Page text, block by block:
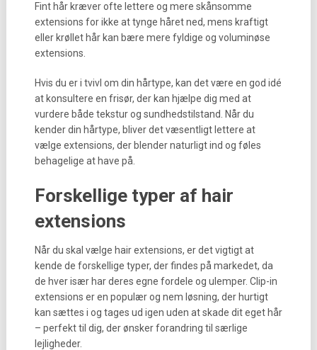
Fint hår kræver ofte lettere og mere skånsomme
extensions for ikke at tynge håret ned, mens kraftigt
eller krøllet hår kan bære mere fyldige og voluminøse
extensions.
Hvis du er i tvivl om din hårtype, kan det være en god idé
at konsultere en frisør, der kan hjælpe dig med at
vurdere både tekstur og sundhedstilstand. Når du
kender din hårtype, bliver det væsentligt lettere at
vælge extensions, der blender naturligt ind og føles
behagelige at have på.
Forskellige typer af hair
extensions
Når du skal vælge hair extensions, er det vigtigt at
kende de forskellige typer, der findes på markedet, da
de hver især har deres egne fordele og ulemper. Clip-in
extensions er en populær og nem løsning, der hurtigt
kan sættes i og tages ud igen uden at skade dit eget hår
– perfekt til dig, der ønsker forandring til særlige
lejligheder.